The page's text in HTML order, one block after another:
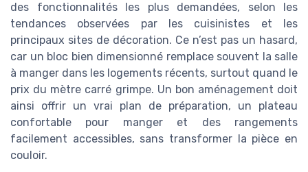
des fonctionnalités les plus demandées, selon les
tendances observées par les cuisinistes et les
principaux sites de décoration. Ce n’est pas un hasard,
car un bloc bien dimensionné remplace souvent la salle
à manger dans les logements récents, surtout quand le
prix du mètre carré grimpe. Un bon aménagement doit
ainsi offrir un vrai plan de préparation, un plateau
confortable pour manger et des rangements
facilement accessibles, sans transformer la pièce en
couloir.